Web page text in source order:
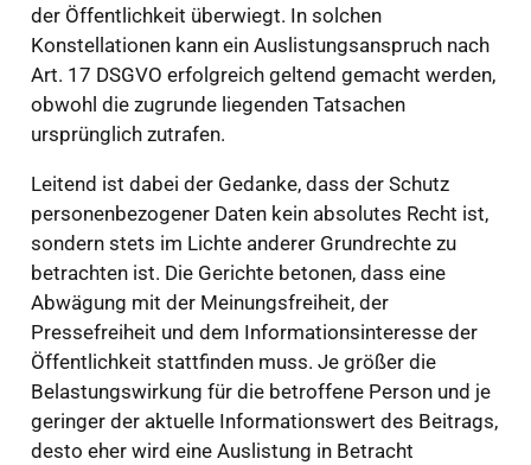
der Öffentlichkeit überwiegt. In solchen
Konstellationen kann ein Auslistungsanspruch nach
Art. 17 DSGVO erfolgreich geltend gemacht werden,
obwohl die zugrunde liegenden Tatsachen
ursprünglich zutrafen.
Leitend ist dabei der Gedanke, dass der Schutz
personenbezogener Daten kein absolutes Recht ist,
sondern stets im Lichte anderer Grundrechte zu
betrachten ist. Die Gerichte betonen, dass eine
Abwägung mit der Meinungsfreiheit, der
Pressefreiheit und dem Informationsinteresse der
Öffentlichkeit stattfinden muss. Je größer die
Belastungswirkung für die betroffene Person und je
geringer der aktuelle Informationswert des Beitrags,
desto eher wird eine Auslistung in Betracht